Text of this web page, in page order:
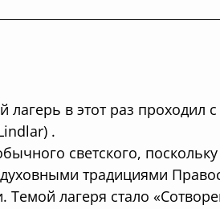
в этот раз проходил
.
светского,
духовными традициями
Темой лагеря стало